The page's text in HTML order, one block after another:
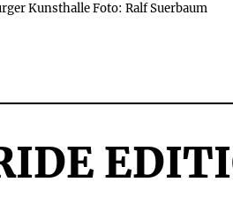
Kunsthalle Foto: Ralf Suerbaum